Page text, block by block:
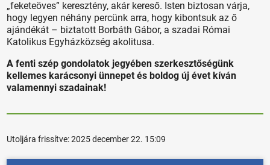
„feketeöves” keresztény, akár kereső. Isten biztosan várja,
hogy legyen néhány percünk arra, hogy kibontsuk az ő
ajándékát – biztatott Borbáth Gábor, a szadai Római
Katolikus Egyházközség akolitusa.
A fenti szép gondolatok jegyében szerkesztőségünk
kellemes karácsonyi ünnepet és boldog új évet kíván
valamennyi szadainak!
Utoljára frissítve:2025 december 22. 15:09